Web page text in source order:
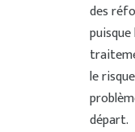
des
puisque
le
départ.